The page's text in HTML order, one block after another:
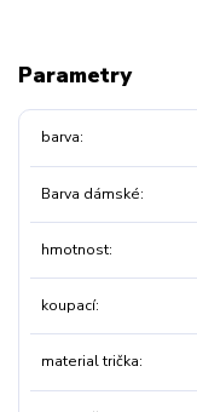
Parametry
barva
Barva dámské
hmotnost
koupací
material trička